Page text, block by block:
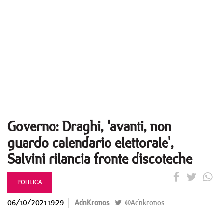
Governo: Draghi, 'avanti, non
guardo calendario elettorale',
Salvini rilancia fronte discoteche
POLITICA
06/10/2021 19:29 AdnKronos @Adnkronos